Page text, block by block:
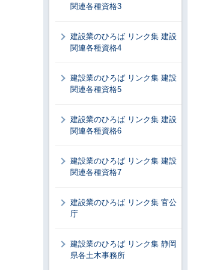
関連各種資格3
建設業のひろば リンク集 建設
関連各種資格4
建設業のひろば リンク集 建設
関連各種資格5
建設業のひろば リンク集 建設
関連各種資格6
建設業のひろば リンク集 建設
関連各種資格7
建設業のひろば リンク集 官公
庁
建設業のひろば リンク集 静岡
県各土木事務所